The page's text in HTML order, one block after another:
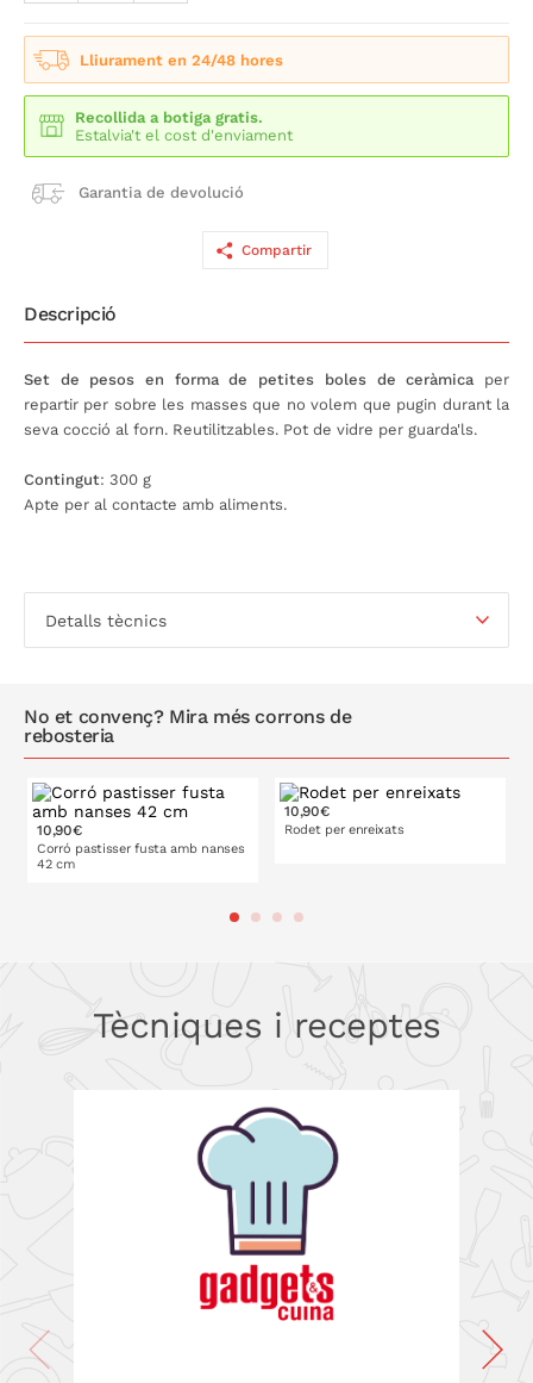
Lliurament en 24/48 hores
Recollida a botiga gratis.
Estalvia't el cost d'enviament
Garantia de devolució
Compartir
Descripció
Set de pesos en forma de petites boles de ceràmica per
repartir per sobre les masses que no volem que pugin durant la
seva cocció al forn. Reutilitzables. Pot de vidre per guarda'ls.
Contingut: 300 g
Apte per al contacte amb aliments.
Detalls tècnics
No et convenç? Mira més corrons de
rebosteria
10,90€
Corró pastisser fusta amb nanses
42 cm
A LA CISTELLA
10,90€
Rodet per enreixats
Tècniques i receptes